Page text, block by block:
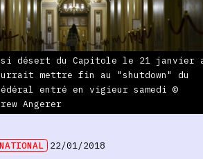
22/01/2018
désert du Capitole le 21 janvier
mettre fin au "shutdown" du
entré en vigieur samedi ©
Angerer